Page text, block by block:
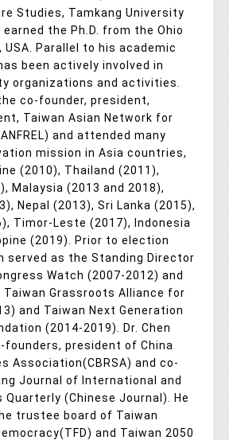
Studies, Tamkang University
the Ph.D. from the Ohio
Parallel to his academic
been actively involved in
organizations and activities.
co-founder, president,
Taiwan Asian Network for
and attended many
mission in Asia countries,
(2010), Thailand (2011),
Malaysia (2013 and 2018),
Nepal (2013), Sri Lanka (2015),
Timor-Leste (2017), Indonesia
(2019). Prior to election
served as the Standing Director
Watch (2007-2012) and
Grassroots Alliance for
and Taiwan Next Generation
(2014-2019). Dr. Chen
president of China
Association(CBRSA) and co-
Journal of International and
Quarterly (Chinese Journal). He
trustee board of Taiwan
and Taiwan 2050